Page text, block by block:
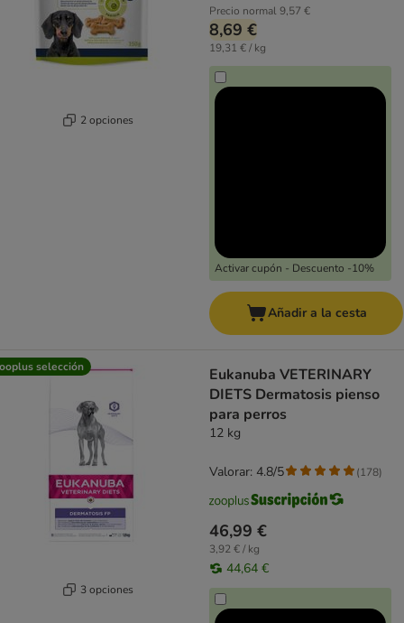
2 opciones
Precio normal9,57 €
8,69 €
19,31 € / kg
Activar cupón - Descuento -10%
Añadir a la cesta
selección
3 opciones
Eukanuba VETERINARY
DIETS Dermatosis pienso
para perros
12 kg
46,99 €
3,92 € / kg
44,64 €
Valorar: 4.8/5 (178)